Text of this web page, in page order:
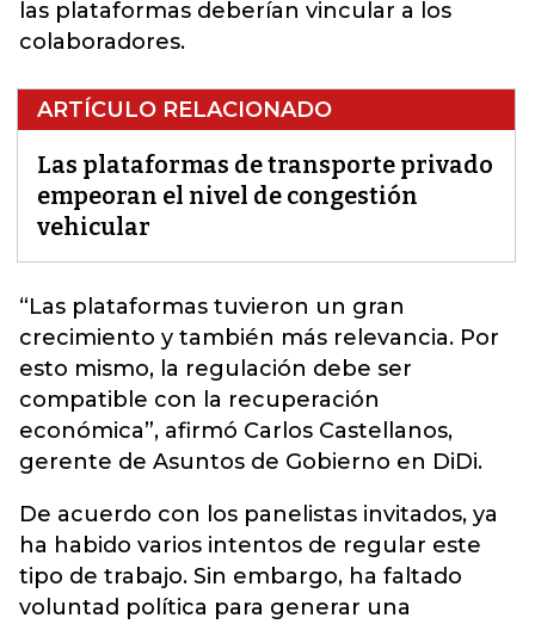
las plataformas deberían vincular a los
colaboradores.
ARTÍCULO RELACIONADO
Las plataformas de transporte privado
empeoran el nivel de congestión
vehicular
“Las plataformas tuvieron un gran
crecimiento y también más relevancia. Por
esto mismo, la regulación debe ser
compatible con la recuperación
económica”, afirmó Carlos Castellanos,
gerente de Asuntos de Gobierno en DiDi.
De acuerdo con los panelistas invitados, ya
ha habido varios intentos de regular este
tipo de trabajo. Sin embargo, ha faltado
voluntad política para generar una